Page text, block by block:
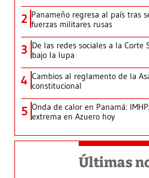
2 Panameño regresa al país tras
fuerzas militares rusas
3 De las redes sociales a la Corte
bajo la lupa
4 Cambios al reglamento de la
constitucional
5 Onda de calor en Panamá:
extrema en Azuero hoy
Últimas